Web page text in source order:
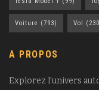
Voiture (793) Vol
A PROPOS
Explorez l’univers